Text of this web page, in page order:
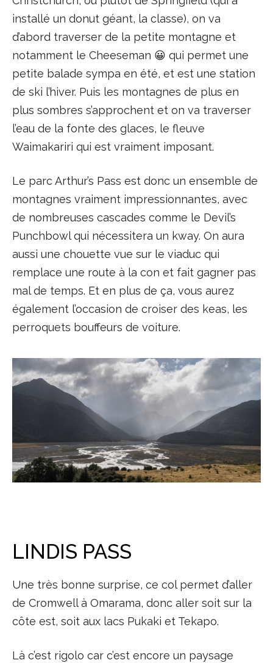
installé un donut géant, la classe), on va
d’abord traverser de la petite montagne et
notamment le Cheeseman 😀 qui permet une
petite balade sympa en été, et est une station
de ski l’hiver. Puis les montagnes de plus en
plus sombres s’approchent et on va traverser
l’eau de la fonte des glaces, le fleuve
Waimakariri qui est vraiment imposant.
Le parc Arthur’s Pass est donc un ensemble de
montagnes vraiment impressionnantes, avec
de nombreuses cascades comme le Devil’s
Punchbowl qui nécessitera un kway. On aura
aussi une chouette vue sur le viaduc qui
remplace une route à la con et fait gagner pas
mal de temps. Et en plus de ça, vous aurez
également l’occasion de croiser des keas, les
perroquets bouffeurs de voiture.
LINDIS PASS
Une très bonne surprise, ce col permet d’aller
de Cromwell à Omarama, donc aller soit sur la
côte est, soit aux lacs Pukaki et Tekapo.
Là c’est rigolo car c’est encore un paysage